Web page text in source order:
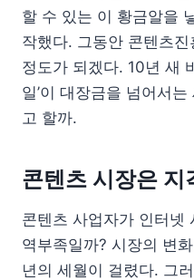
할 수 있는 이 황금알을
작했다. 그동안 콘텐츠진
정도가 되겠다. 10년 새
일’이 대장금을 넘어서
고 할까.
콘텐츠 시장은
콘텐츠 사업자가 인터넷
역부족일까? 시장의 변
년의 세월이 걸렸다. 그